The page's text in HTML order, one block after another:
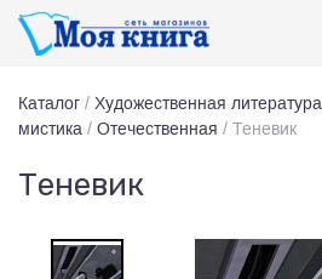
Каталог / Художественная литература
мистика / Отечественная / Теневик
Теневик